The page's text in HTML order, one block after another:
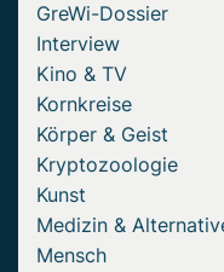
GreWi-Dossier
Interview
Kino & TV
Kornkreise
Körper & Geist
Kryptozoologie
Kunst
Medizin &
Mensch